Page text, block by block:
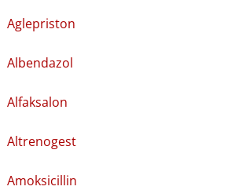
Aglepriston
Albendazol
Alfaksalon
Altrenogest
Amoksicillin